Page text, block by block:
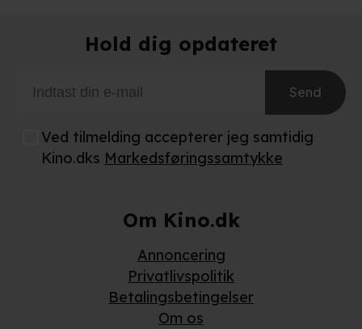
adresse. IP-adressen kan blive delt med vores
Du kan læse mere om vores brug af cookies og
behandling af dine personoplysninger i både vores
Hold dig opdateret
Send
Ved tilmelding accepterer jeg samtidig
Kino.dks Markedsføringssamtykke
Om Kino.dk
Annoncering
Privatlivspolitik
Betalingsbetingelser
Om os